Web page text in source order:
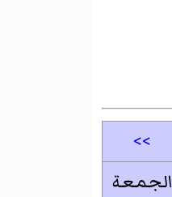
>>
الجمعة